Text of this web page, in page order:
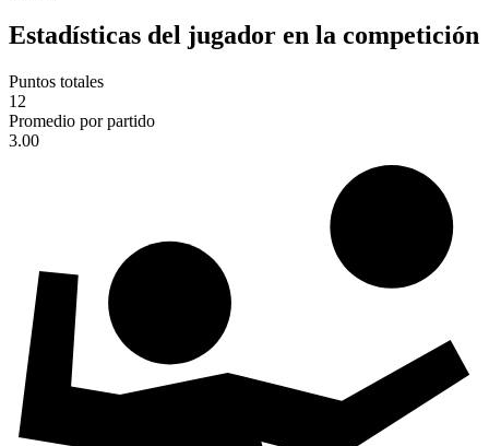
Estadísticas del jugador en la competición
Puntos totales
12
Promedio por partido
3.00